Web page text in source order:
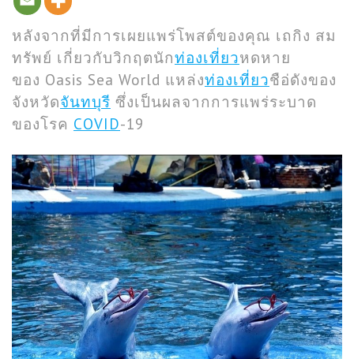
หลังจากที่มีการเผยแพร่โพสต์ของคุณ เถกิง สม
ทรัพย์ เกี่ยวกับวิกฤตนักท่องเที่ยวหดหาย
ของ Oasis Sea World แหล่งท่องเที่ยวชือ่ดังของ
จังหวัดจันทบุรี ซึ่งเป็นผลจากการแพร่ระบาด
ของโรค COVID-19